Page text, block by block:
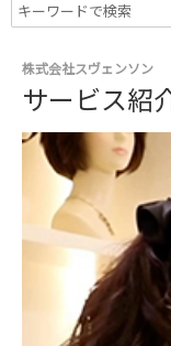
株式会社スヴェンソン
サービス紹